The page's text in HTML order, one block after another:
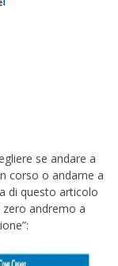
se andare a
corso o andarne a
di questo articolo
andremo a